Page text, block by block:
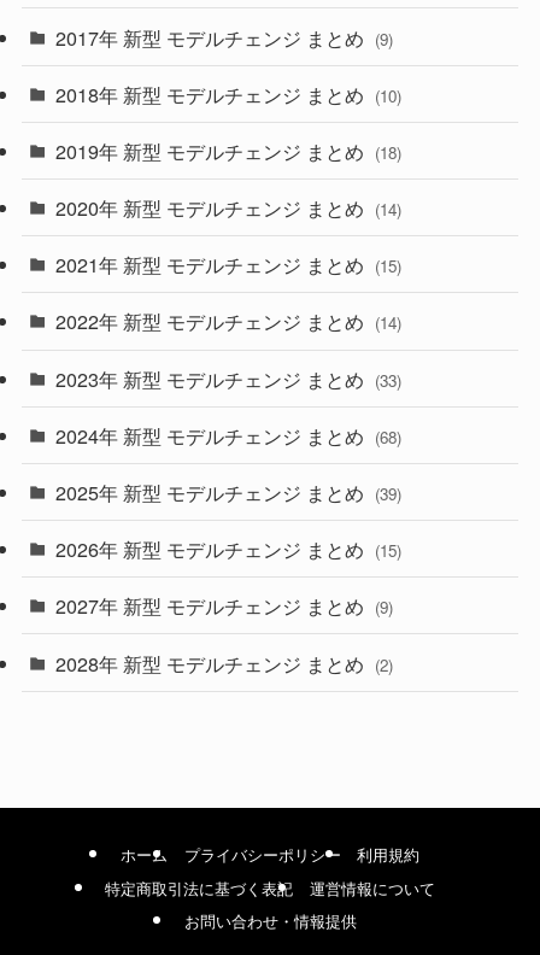
(4)
(30)
(27)
(33)
(10)
(35)
(10)
(9)
(22)
(4)
(9)
(4)
(1)
2017年 新型 モデルチェンジ まとめ (9)
2018年 新型 モデルチェンジ まとめ (10)
2019年 新型 モデルチェンジ まとめ (18)
2020年 新型 モデルチェンジ まとめ (14)
2021年 新型 モデルチェンジ まとめ (15)
2022年 新型 モデルチェンジ まとめ (14)
2023年 新型 モデルチェンジ まとめ (33)
2024年 新型 モデルチェンジ まとめ (68)
2025年 新型 モデルチェンジ まとめ (39)
2026年 新型 モデルチェンジ まとめ (15)
2027年 新型 モデルチェンジ まとめ (9)
2028年 新型 モデルチェンジ まとめ (2)
ホーム プライバシーポリシー
利用規約
特定商取引法に基づく表記
運営情報について
お問い合わせ・情報提供